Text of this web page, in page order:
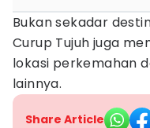
Bukan sekadar
Curup Tujuh juga
lokasi perkemahan
lainnya.
Share Article